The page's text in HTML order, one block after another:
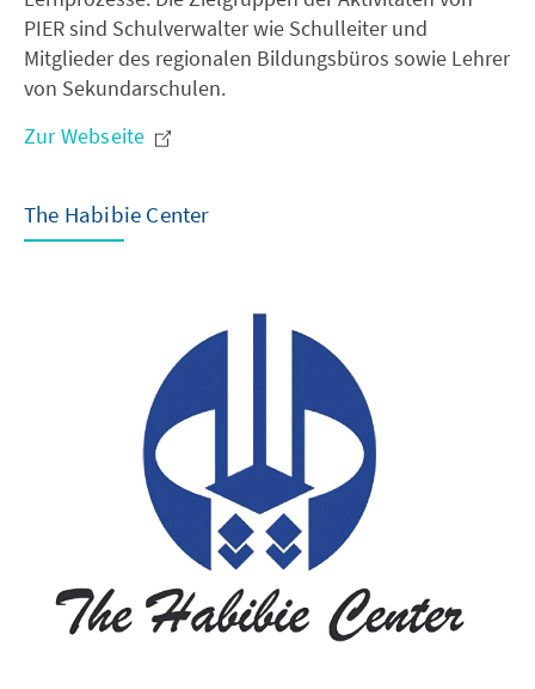
PIER sind Schulverwalter wie Schulleiter und
Mitglieder des regionalen Bildungsbüros sowie Lehrer
von Sekundarschulen.
Zur Webseite
The Habibie Center